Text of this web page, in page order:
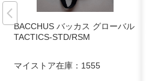
BACCHUS バッカス グローバル
TACTICS-STD/RSM
マイストア在庫： 1555